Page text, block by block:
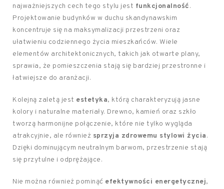
najważniejszych cech tego stylu jest funkcjonalność.
Projektowanie budynków w duchu skandynawskim
koncentruje się na maksymalizacji przestrzeni oraz
ułatwieniu codziennego życia mieszkańców. Wiele
elementów architektonicznych, takich jak otwarte plany,
sprawia, że pomieszczenia stają się bardziej przestronne i
łatwiejsze do aranżacji.
Kolejną zaletą jest estetyka, którą charakteryzują jasne
kolory i naturalne materiały. Drewno, kamień oraz szkło
tworzą harmonijne połączenie, które nie tylko wygląda
atrakcyjnie, ale również sprzyja zdrowemu stylowi życia.
Dzięki dominującym neutralnym barwom, przestrzenie stają
się przytulne i odprężające.
Nie można również pominąć efektywności energetycznej,